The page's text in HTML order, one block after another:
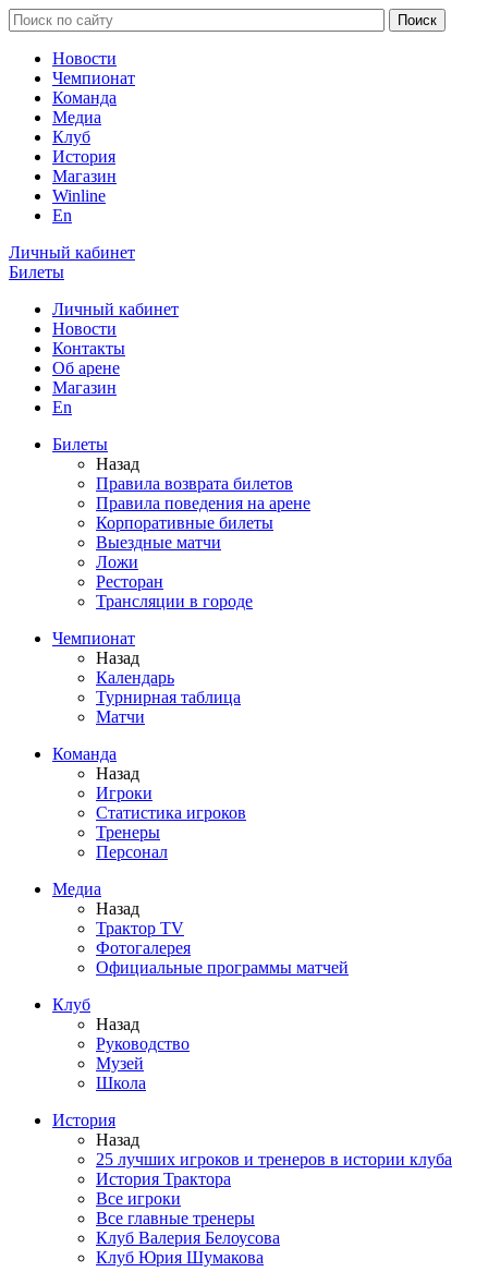
Новости
Чемпионат
Команда
Медиа
Клуб
История
Магазин
Winline
En
Личный кабинет
Билеты
Личный кабинет
Новости
Контакты
Об арене
Магазин
En
Билеты
Назад
Правила возврата билетов
Правила поведения на арене
Корпоративные билеты
Выездные матчи
Ложи
Ресторан
Трансляции в городе
Чемпионат
Назад
Календарь
Турнирная таблица
Матчи
Команда
Назад
Игроки
Статистика игроков
Тренеры
Персонал
Медиа
Назад
Трактор TV
Фотогалерея
Официальные программы матчей
Клуб
Назад
Руководство
Музей
Школа
История
Назад
25 лучших игроков и тренеров в истории клуба
История Трактора
Все игроки
Все главные тренеры
Клуб Валерия Белоусова
Клуб Юрия Шумакова